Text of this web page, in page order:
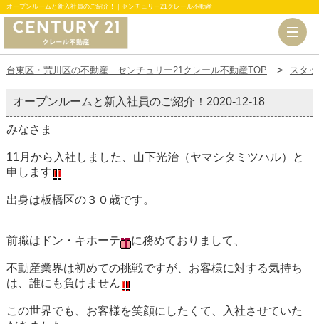
オープンルームと新入社員のご紹介！｜センチュリー21クレール不動産
台東区・荒川区の不動産｜センチュリー21クレール不動産TOP スタ
オープンルームと新入社員のご紹介！ 2020-12-18
みなさま
11月から入社しました、山下光治（ヤマシタミツハル）と
申します
出身は板橋区の３０歳です。
前職はドン・キホーテ に務めておりまして、
不動産業界は初めての挑戦ですが、お客様に対する気持ち
は、誰にも負けません
この世界でも、お客様を笑顔にしたくて、入社させていた